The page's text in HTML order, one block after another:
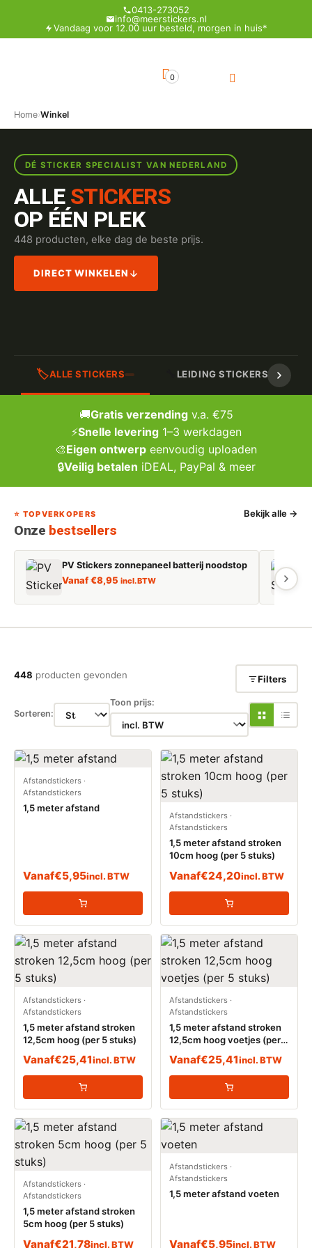
0413-273052
info@meerstickers.nl
Vandaag voor 12.00 uur besteld, morgen in huis*
0
Home›Winkel
DÉ STICKER SPECIALIST VAN NEDERLAND
ALLE STICKERS
OP ÉÉN PLEK
448 producten, elke dag de beste prijs.
DIRECT WINKELEN
🏷️ALLE STICKERS LEIDING STICKERS /
🚚Gratis verzendingv.a. €75
⚡Snelle levering1–3 werkdagen
🎨Eigen ontwerp eenvoudig uploaden
🔒Veilig betalen iDEAL, PayPal & meer
⭐ TOPVERKOPERS
Onze bestsellers
Bekijk alle →
PV Stickers zonnepaneel batterij noodstop
Vanaf€8,95 incl. BTW
448 producten gevonden Filters
Sorteren:
Toon prijs:
Afstandstickers ·
Afstandstickers
1,5 meter afstand
Vanaf€5,95incl. BTW
Afstandstickers ·
Afstandstickers
1,5 meter afstand stroken
10cm hoog (per 5 stuks)
Vanaf€24,20incl. BTW
Afstandstickers ·
Afstandstickers
1,5 meter afstand stroken
12,5cm hoog (per 5 stuks)
Vanaf€25,41incl. BTW
Afstandstickers ·
Afstandstickers
1,5 meter afstand stroken
12,5cm hoog voetjes (per 5
Vanaf€25,41incl. BTW
Afstandstickers ·
Afstandstickers
1,5 meter afstand stroken
5cm hoog (per 5 stuks)
Vanaf€21,78incl. BTW
Afstandstickers ·
Afstandstickers
1,5 meter afstand voeten
Vanaf€5,95incl. BTW